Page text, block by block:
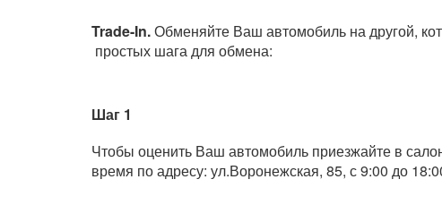
Trade-In.Обменяйте Ваш автомобиль на другой,
простых шага для обмена:
Шаг 1
Чтобы оценить Ваш автомобиль приезжайте в
время по адресу: ул.Воронежская, 85, с 9:00 до